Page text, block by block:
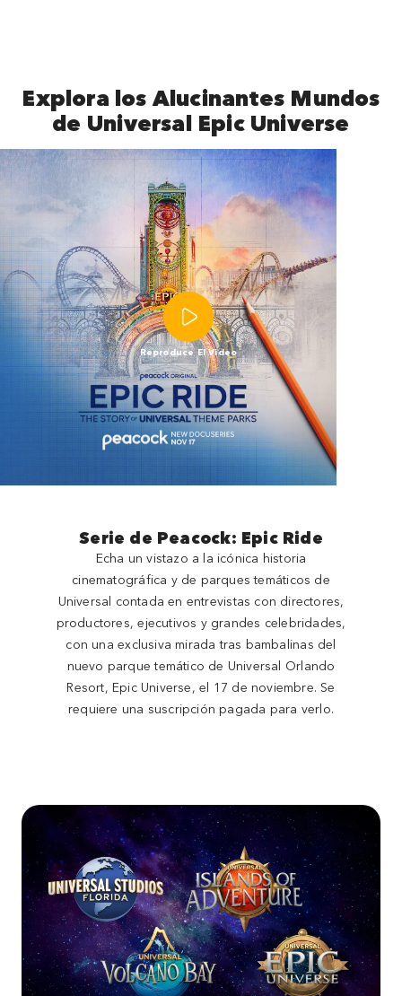
Explora los Alucinantes Mundos
de Universal Epic Universe
Reproduce El Video
Serie de Peacock: Epic Ride
Echa un vistazo a la icónica historia
cinematográfica y de parques temáticos de
Universal contada en entrevistas con directores,
productores, ejecutivos y grandes celebridades,
con una exclusiva mirada tras bambalinas del
nuevo parque temático de Universal Orlando
Resort, Epic Universe, el 17 de noviembre. Se
requiere una suscripción pagada para verlo.